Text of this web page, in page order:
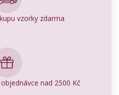
vzorky zdarma
nad 2500 Kč